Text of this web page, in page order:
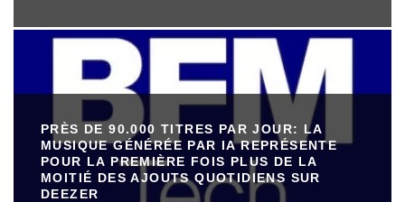
PRÈS DE 90.000 TITRES PAR JOUR: LA
MUSIQUE GÉNÉRÉE PAR IA REPRÉSENTE
POUR LA PREMIÈRE FOIS PLUS DE LA
MOITIÉ DES AJOUTS QUOTIDIENS SUR
DEEZER